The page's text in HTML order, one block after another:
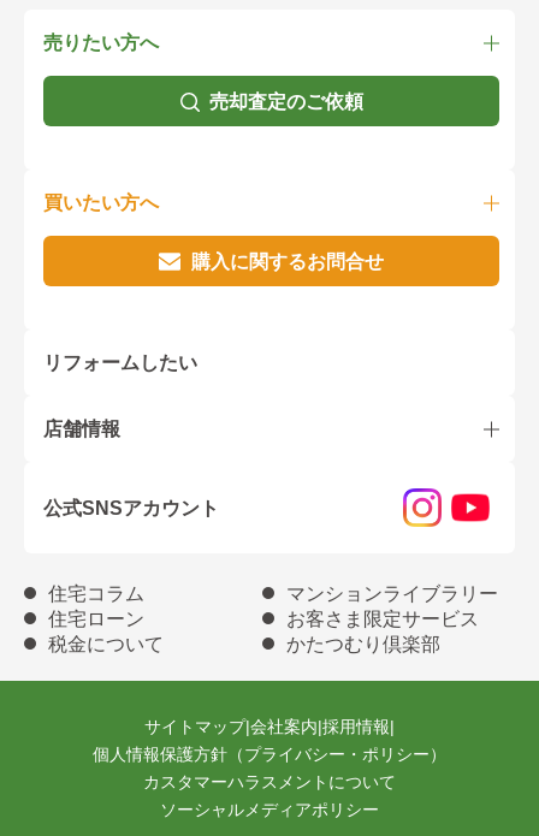
売りたい方へ
売却査定のご依頼
買いたい方へ
購入に関するお問合せ
リフォームしたい
店舗情報
公式SNSアカウント
住宅コラム
マンションライブラリー
住宅ローン
お客さま限定サービス
税金について
かたつむり倶楽部
サイトマップ|会社案内|採用情報|
個人情報保護方針（プライバシー・ポリシー）
カスタマーハラスメントについて
ソーシャルメディアポリシー